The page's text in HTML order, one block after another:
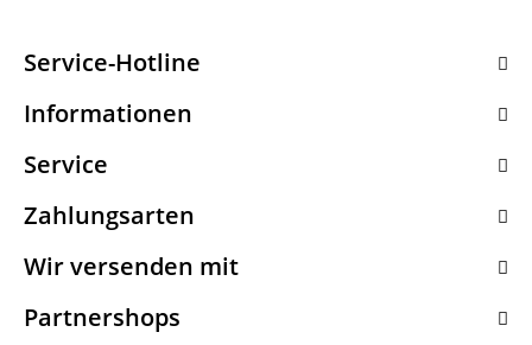
Service-Hotline
Informationen
Service
Zahlungsarten
Wir versenden mit
Partnershops